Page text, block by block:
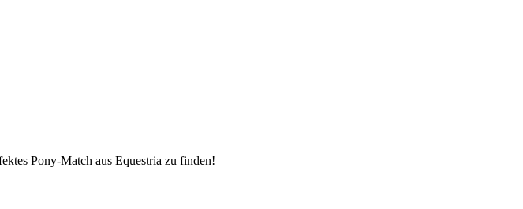
Pony-Match aus Equestria zu finden!